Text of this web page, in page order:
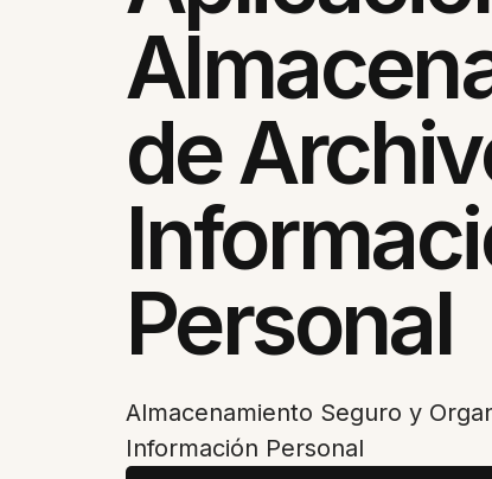
de
Personal
Almacenamiento Seguro y
Información Personal